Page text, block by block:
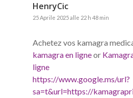
HenryCic
25 Aprile 2025 alle 22 h 48 min
Achetez vos kamagra
kamagra en ligneor
ligne
https://www.google.ms/url?
sa=t&url=https://